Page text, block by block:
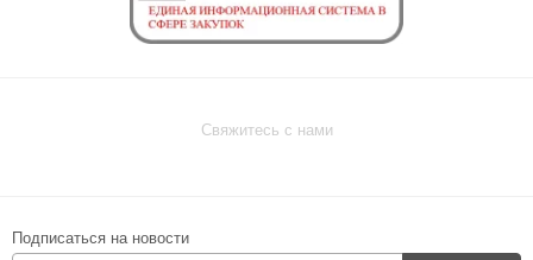
Свяжитесь с нами
Подписаться на новости